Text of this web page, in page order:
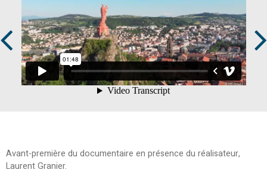
Avant-première du documentaire en présence du réalisateur,
Laurent Granier.